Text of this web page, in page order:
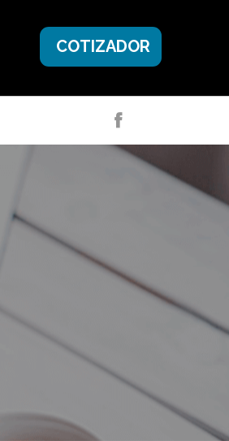
COTIZADOR